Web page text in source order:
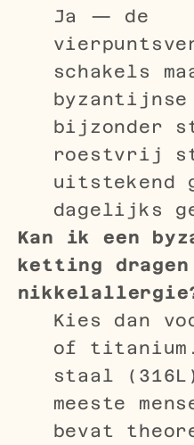
Ja — de
schakels
bijzonder
roestvrij
uitstekend
dagelijks
Kan ik een
ketting
Kies dan
of
staal
meeste
bevat